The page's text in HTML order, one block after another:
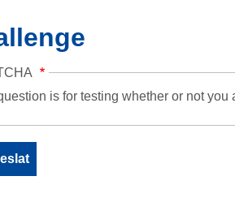
is for testing whether or not